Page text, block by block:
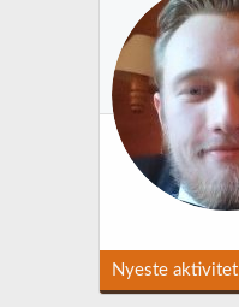
Nyeste aktivitet